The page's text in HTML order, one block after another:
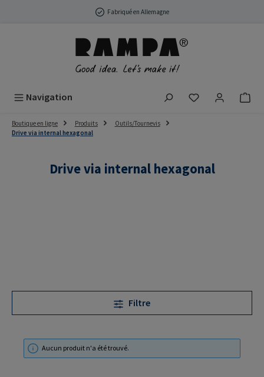
Passer au contenu principalFabriqué en Allemagne
Navigation Vous avez 0
Boutique en ligne Produits
Outils/Tournevis
Drive via internal hexagonal
Drive via internal hexagonal
Filtre
Aucun produit n'a été trouvé.